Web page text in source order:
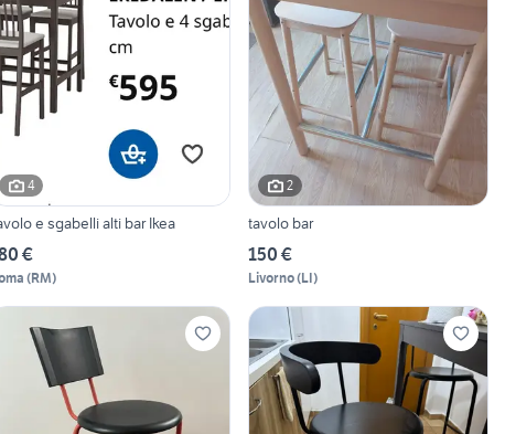
4
e sgabelli alti bar Ikea
€
(RM)
2
tavolo bar
150 €
Livorno(LI)